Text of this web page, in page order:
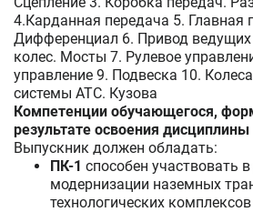
4.Карданная передача 5. Главная
Дифференциал 6. Привод
колес. Мосты 7. Рулевое
управление 9. Подвеска 10.
системы АТС. Кузова
Компетенции обучающегося,
результате освоения дисциплины
Выпускник должен обладать:
ПК-1 способен участвовать
модернизации наземных
технологических